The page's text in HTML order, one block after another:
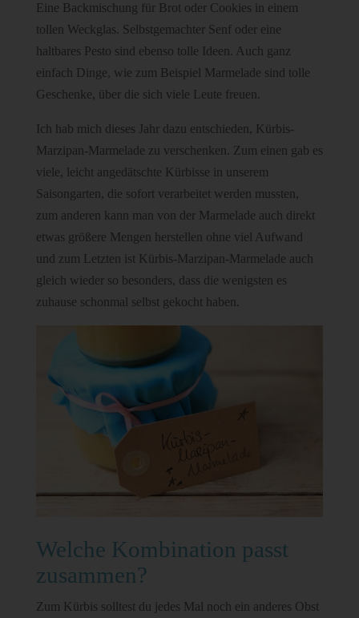
Eine Backmischung für Brot oder Cookies in einem
tollen Weckglas. Selbstgemachter Senf oder eine
haltbares Pesto sind ebenso tolle Ideen. Auch ganz
einfach Dinge, wie zum Beispiel Marmelade sind tolle
Geschenke, über die sich viele Leute freuen.
Ich hab mich dieses Jahr dazu entschieden, Kürbis-
Marzipan-Marmelade zu verschenken. Zum einen gab es
viele, leicht angedätschte Kürbisse in unserem
Saisongarten, die sofort verarbeitet werden mussten,
zum anderen kann man von der Marmelade auch direkt
etwas größere Mengen herstellen ohne viel Aufwand
und zum Letzten ist Kürbis-Marzipan-Marmelade auch
gleich wieder so besonders, dass die wenigsten es
zuhause schonmal selbst gekocht haben.
Welche Kombination passt
zusammen?
Zum Kürbis solltest du jedes Mal noch ein anderes Obst